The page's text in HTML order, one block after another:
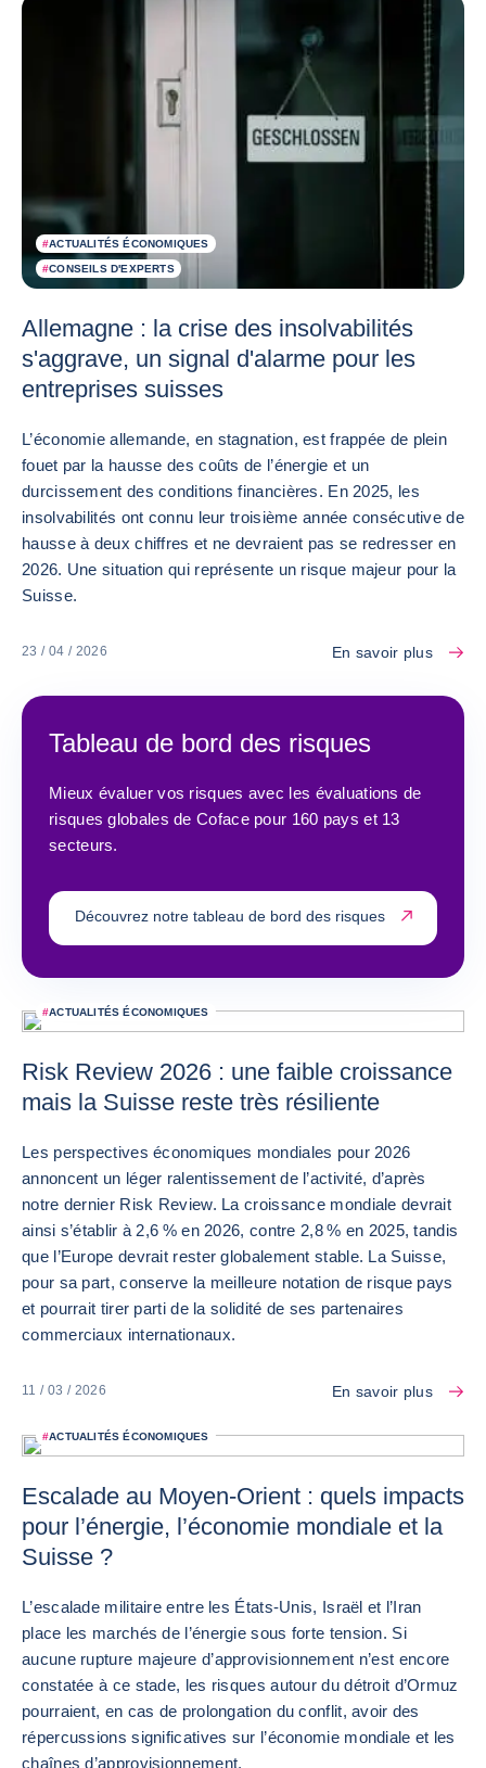
#ACTUALITÉS ÉCONOMIQUES
#CONSEILS D'EXPERTS
Allemagne : la crise des insolvabilités
s'aggrave, un signal d'alarme pour les
entreprises suisses
L’économie allemande, en stagnation, est frappée de plein
fouet par la hausse des coûts de l’énergie et un
durcissement des conditions financières. En 2025, les
insolvabilités ont connu leur troisième année consécutive de
hausse à deux chiffres et ne devraient pas se redresser en
2026. Une situation qui représente un risque majeur pour la
Suisse.
23 / 04 / 2026 En savoir plus
Tableau de bord des risques
Mieux évaluer vos risques avec les évaluations de
risques globales de Coface pour 160 pays et 13
secteurs.
Découvrez notre tableau de bord des risques
#ACTUALITÉS ÉCONOMIQUES
Risk Review 2026 : une faible croissance
mais la Suisse reste très résiliente
Les perspectives économiques mondiales pour 2026
annoncent un léger ralentissement de l’activité, d’après
notre dernier Risk Review. La croissance mondiale devrait
ainsi s’établir à 2,6 % en 2026, contre 2,8 % en 2025, tandis
que l’Europe devrait rester globalement stable. La Suisse,
pour sa part, conserve la meilleure notation de risque pays
et pourrait tirer parti de la solidité de ses partenaires
commerciaux internationaux.
11 / 03 / 2026 En savoir plus
#ACTUALITÉS ÉCONOMIQUES
Escalade au Moyen-Orient : quels impacts
pour l’énergie, l’économie mondiale et la
Suisse ?
L’escalade militaire entre les États-Unis, Israël et l’Iran
place les marchés de l’énergie sous forte tension. Si
aucune rupture majeure d’approvisionnement n’est encore
constatée à ce stade, les risques autour du détroit d’Ormuz
pourraient, en cas de prolongation du conflit, avoir des
répercussions significatives sur l’économie mondiale et les
chaînes d’approvisionnement.